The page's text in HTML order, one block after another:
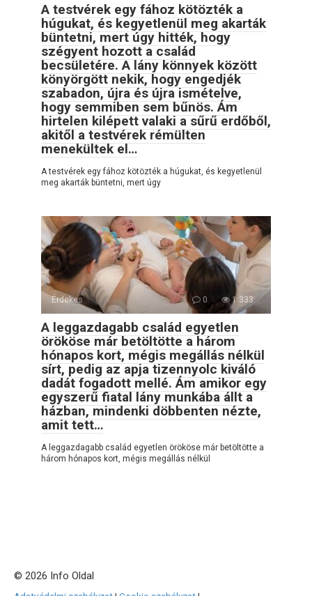
A testvérek egy fához kötözték a
húgukat, és kegyetlenül meg akarták
büntetni, mert úgy hitték, hogy
szégyent hozott a család
becsületére. A lány könnyek között
könyörgött nekik, hogy engedjék
szabadon, újra és újra ismételve,
hogy semmiben sem bűnös. Ám
hirtelen kilépett valaki a sűrű erdőből,
akitől a testvérek rémülten
menekültek el…
A testvérek egy fához kötözték a húgukat, és kegyetlenül
meg akarták büntetni, mert úgy
Érdekes 0 1 333
A leggazdagabb család egyetlen
örököse már betöltötte a három
hónapos kort, mégis megállás nélkül
sírt, pedig az apja tizennyolc kiváló
dadát fogadott mellé. Ám amikor egy
egyszerű fiatal lány munkába állt a
házban, mindenki döbbenten nézte,
amit tett…
A leggazdagabb család egyetlen örököse már betöltötte a
három hónapos kort, mégis megállás nélkül
© 2026 Info Oldal